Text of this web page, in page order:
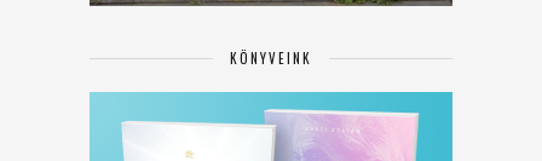
KÖNYVEINK